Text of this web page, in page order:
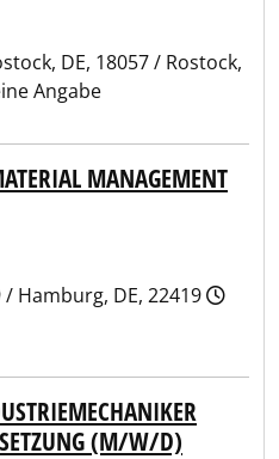
DE, 18057 / Rostock,
Angabe
MANAGEMENT
/ Hamburg, DE, 22419
(M/W/D)